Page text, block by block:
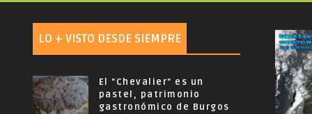
LO + VISTO DESDE SIEMPRE
El "Chevalier" es un
pastel, patrimonio
gastronómico de Burgos